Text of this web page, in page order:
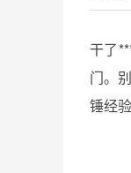
干了
门。
锤经